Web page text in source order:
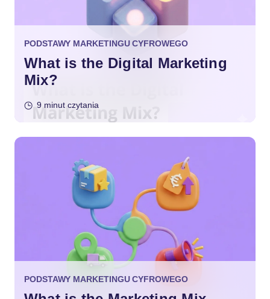
PODSTAWY MARKETINGU CYFROWEGO
What is the Digital Marketing
Mix?
9 minut czytania
PODSTAWY MARKETINGU CYFROWEGO